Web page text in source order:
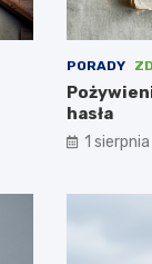
PORADY
hasła
1